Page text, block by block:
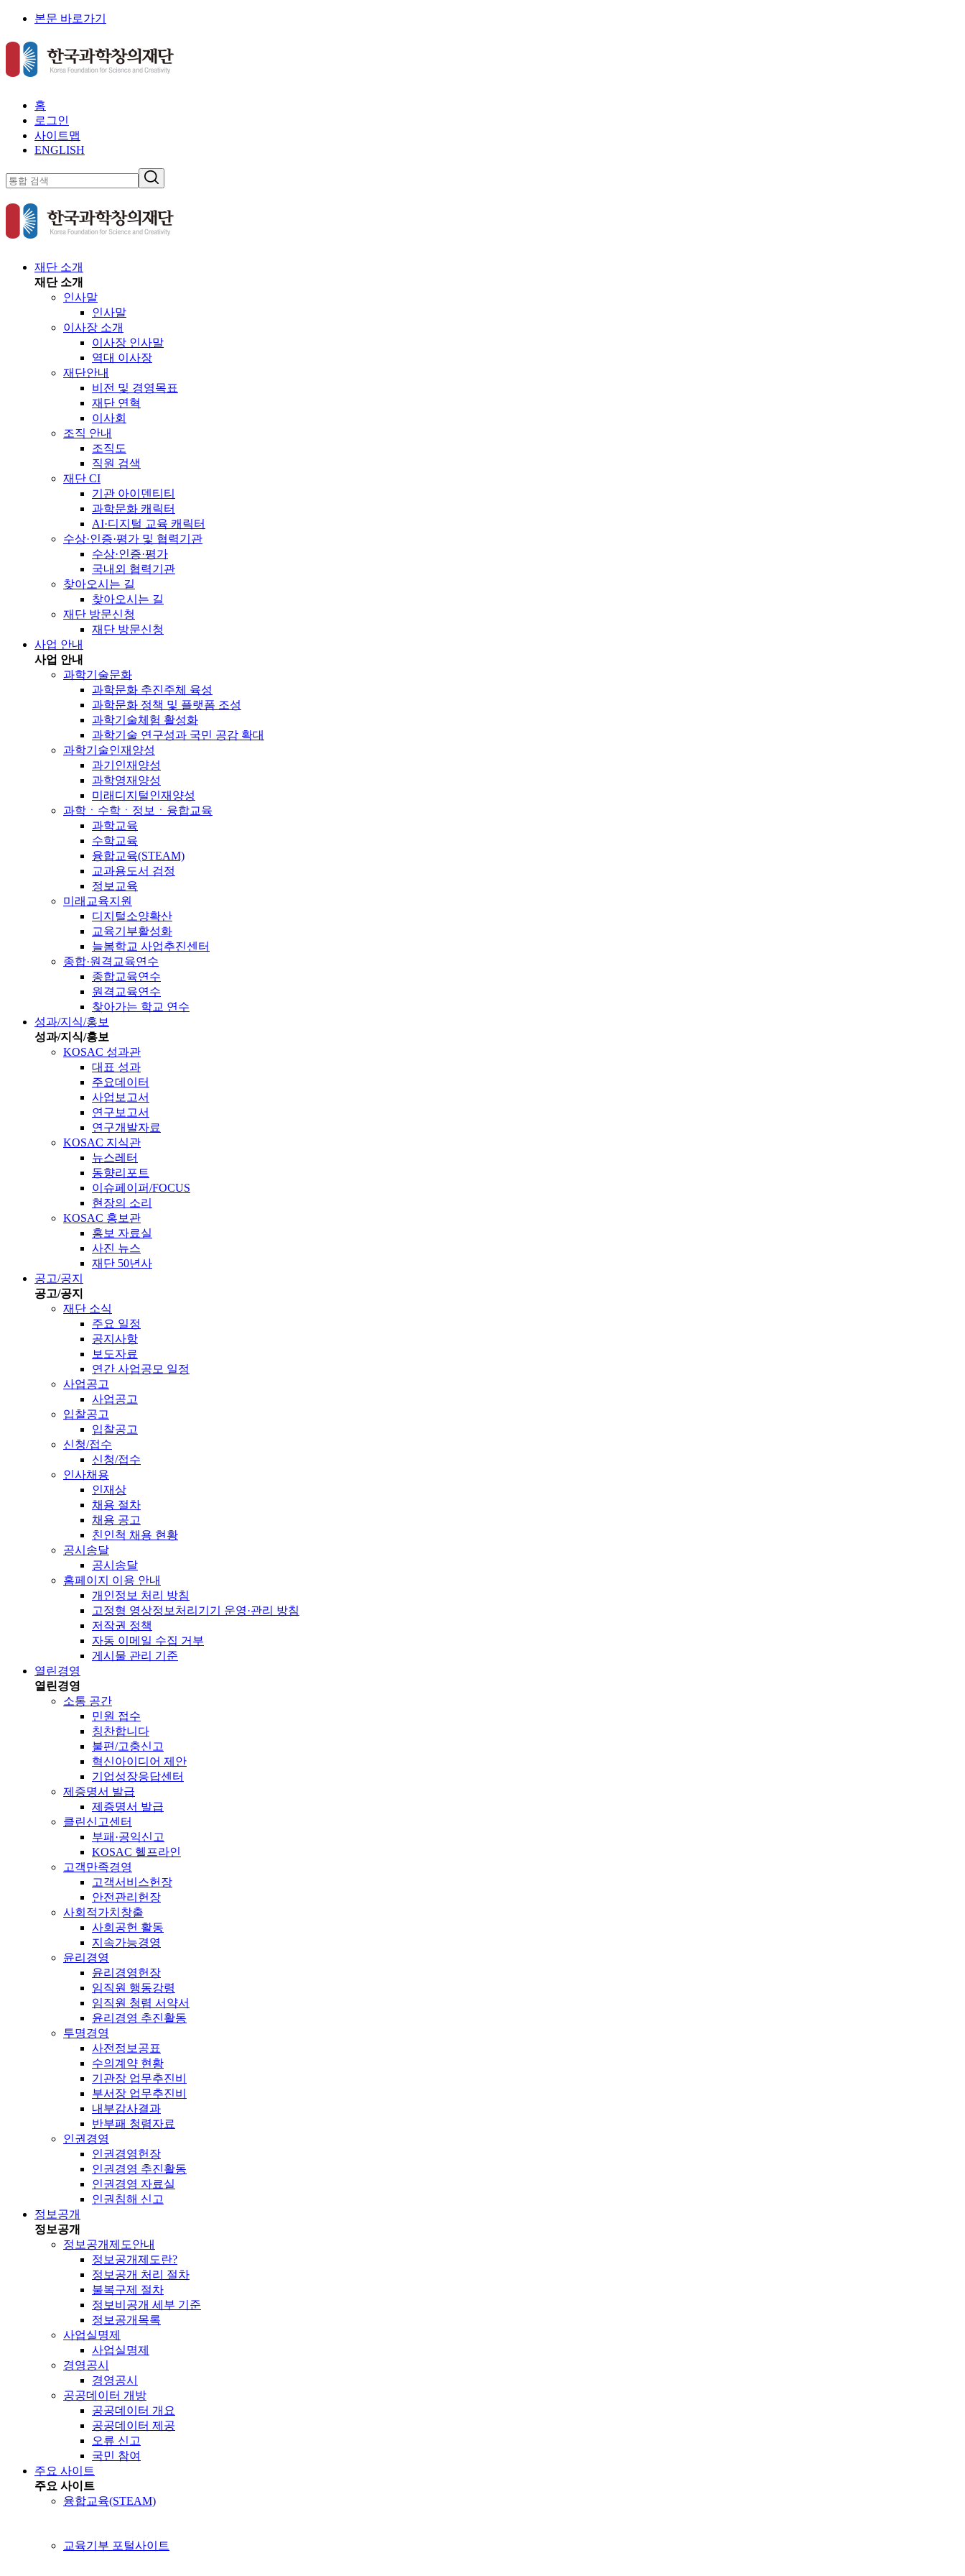
본문 바로가기
홈
로그인
사이트맵
ENGLISH
재단 소개
재단 소개
인사말
인사말
이사장 소개
이사장 인사말
역대 이사장
재단안내
비전 및 경영목표
재단 연혁
이사회
조직 안내
조직도
직원 검색
재단 CI
기관 아이덴티티
과학문화 캐릭터
AI·디지털 교육 캐릭터
수상·인증·평가 및 협력기관
수상·인증·평가
국내외 협력기관
찾아오시는 길
찾아오시는 길
재단 방문신청
재단 방문신청
사업 안내
사업 안내
과학기술문화
과학문화 추진주체 육성
과학문화 정책 및 플랫폼 조성
과학기술체험 활성화
과학기술 연구성과 국민 공감 확대
과학기술인재양성
과기인재양성
과학영재양성
미래디지털인재양성
과학ㆍ수학ㆍ정보ㆍ융합교육
과학교육
수학교육
융합교육(STEAM)
교과용도서 검정
정보교육
미래교육지원
디지털소양확산
교육기부활성화
늘봄학교 사업추진센터
종합·원격교육연수
종합교육연수
원격교육연수
찾아가는 학교 연수
성과/지식/홍보
성과/지식/홍보
KOSAC 성과관
대표 성과
주요데이터
사업보고서
연구보고서
연구개발자료
KOSAC 지식관
뉴스레터
동향리포트
이슈페이퍼/FOCUS
현장의 소리
KOSAC 홍보관
홍보 자료실
사진 뉴스
재단 50년사
공고/공지
공고/공지
재단 소식
주요 일정
공지사항
보도자료
연간 사업공모 일정
사업공고
사업공고
입찰공고
입찰공고
신청/접수
신청/접수
인사채용
인재상
채용 절차
채용 공고
친인척 채용 현황
공시송달
공시송달
홈페이지 이용 안내
개인정보 처리 방침
고정형 영상정보처리기기 운영·관리 방침
저작권 정책
자동 이메일 수집 거부
게시물 관리 기준
열린경영
열린경영
소통 공간
민원 접수
칭찬합니다
불편/고충신고
혁신아이디어 제안
기업성장응답센터
제증명서 발급
제증명서 발급
클린신고센터
부패·공익신고
KOSAC 헬프라인
고객만족경영
고객서비스헌장
안전관리헌장
사회적가치창출
사회공헌 활동
지속가능경영
윤리경영
윤리경영헌장
임직원 행동강령
임직원 청렴 서약서
윤리경영 추진활동
투명경영
사전정보공표
수의계약 현황
기관장 업무추진비
부서장 업무추진비
내부감사결과
반부패 청렴자료
인권경영
인권경영헌장
인권경영 추진활동
인권경영 자료실
인권침해 신고
정보공개
정보공개
정보공개제도안내
정보공개제도란?
정보공개 처리 절차
불복구제 절차
정보비공개 세부 기준
정보공개목록
사업실명제
사업실명제
경영공시
경영공시
공공데이터 개방
공공데이터 개요
공공데이터 제공
오류 신고
국민 참여
주요 사이트
주요 사이트
융합교육(STEAM)
교육기부 포털사이트